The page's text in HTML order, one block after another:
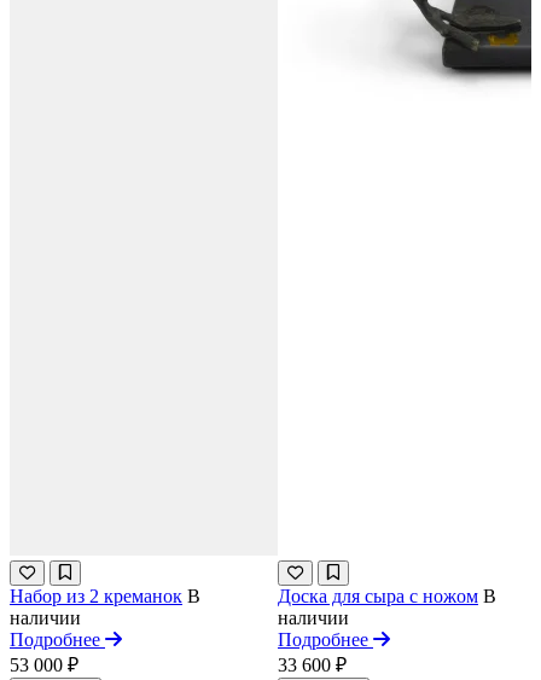
Набор из 2 креманок В
наличии
Подробнее
53 000 ₽
Доска для сыра с ножом В
наличии
Подробнее
33 600 ₽